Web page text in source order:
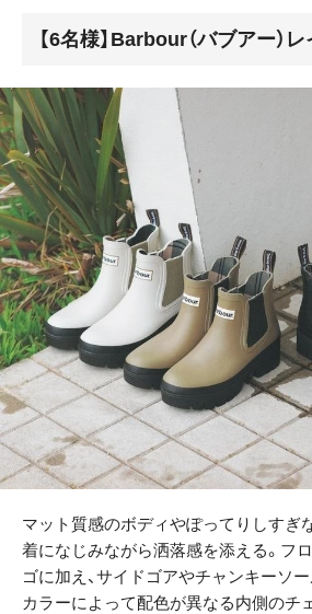
【6名様】Barbour（バブアー）
マット質感のボディやぽってりしすぎ
着になじみながら洒落感を添える。フ
ゴに加え、サイドゴアやチャンキーソ
カラーによって配色が異なる内側のチ